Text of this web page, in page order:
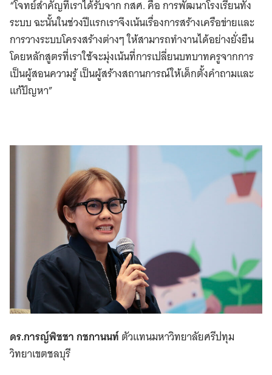
“โจทย์สำคัญที่เราได้รับจาก กสศ. คือ การพัฒนาโรงเรียนทั้ง
ระบบ ฉะนั้นในช่วงปีแรกเราจึงเน้นเรื่องการสร้างเครือข่ายและ
การวางระบบโครงสร้างต่างๆ ให้สามารถทำงานได้อย่างยั่งยืน
โดยหลักสูตรที่เราใช้จะมุ่งเน้นที่การเปลี่ยนบทบาทครูจากการ
เป็นผู้สอนความรู้ เป็นผู้สร้างสถานการณ์ให้เด็กตั้งคำถามและ
แก้ปัญหา”
ดร.การญ์พิชชา กชกานนท์ตัวแทนมหาวิทยาลัยศรีปทุม
วิทยาเขตชลบุรี